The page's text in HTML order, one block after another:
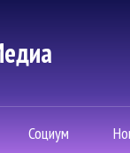
Социум